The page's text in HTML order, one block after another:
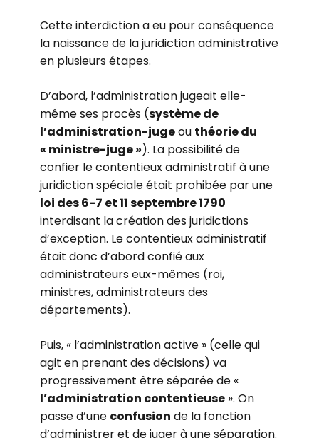
Cette interdiction a eu pour conséquence
la naissance de la juridiction administrative
en plusieurs étapes.
D’abord, l’administration jugeait elle-
même ses procès (système de
l’administration-jugeou théorie du
« ministre-juge »). La possibilité de
confier le contentieux administratif à une
juridiction spéciale était prohibée par une
loi des 6-7 et 11 septembre 1790
interdisant la création des juridictions
d’exception. Le contentieux administratif
était donc d’abord confié aux
administrateurs eux-mêmes (roi,
ministres, administrateurs des
départements).
Puis, « l’administration active » (celle qui
agit en prenant des décisions) va
progressivement être séparée de «
l’administration contentieuse ». On
passe d’une confusion de la fonction
d’administrer et de juger à une séparation.